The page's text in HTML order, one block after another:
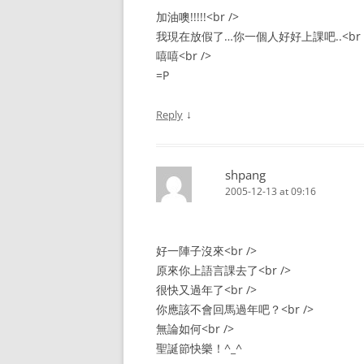
加油噢!!!!!<br />
我現在放假了…你一個人好好上課吧..<br
嘻嘻<br />
=P
Reply ↓
shpang
2005-12-13 at 09:16
好一陣子沒來<br />
原來你上語言課去了<br />
很快又過年了<br />
你應該不會回馬過年吧？<br />
無論如何<br />
聖誕節快樂！^_^